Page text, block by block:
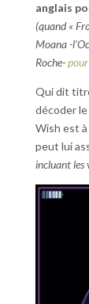
anglais
(quand «
Moana -
Roche-
Qui dit
décoder
Wish est
peut lui
incluant les